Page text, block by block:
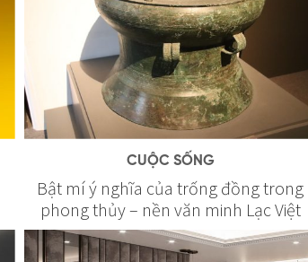
CUỘC SỐNG
Bật mí ý nghĩa của trống đồng trong
phong thủy – nền văn minh Lạc Việt